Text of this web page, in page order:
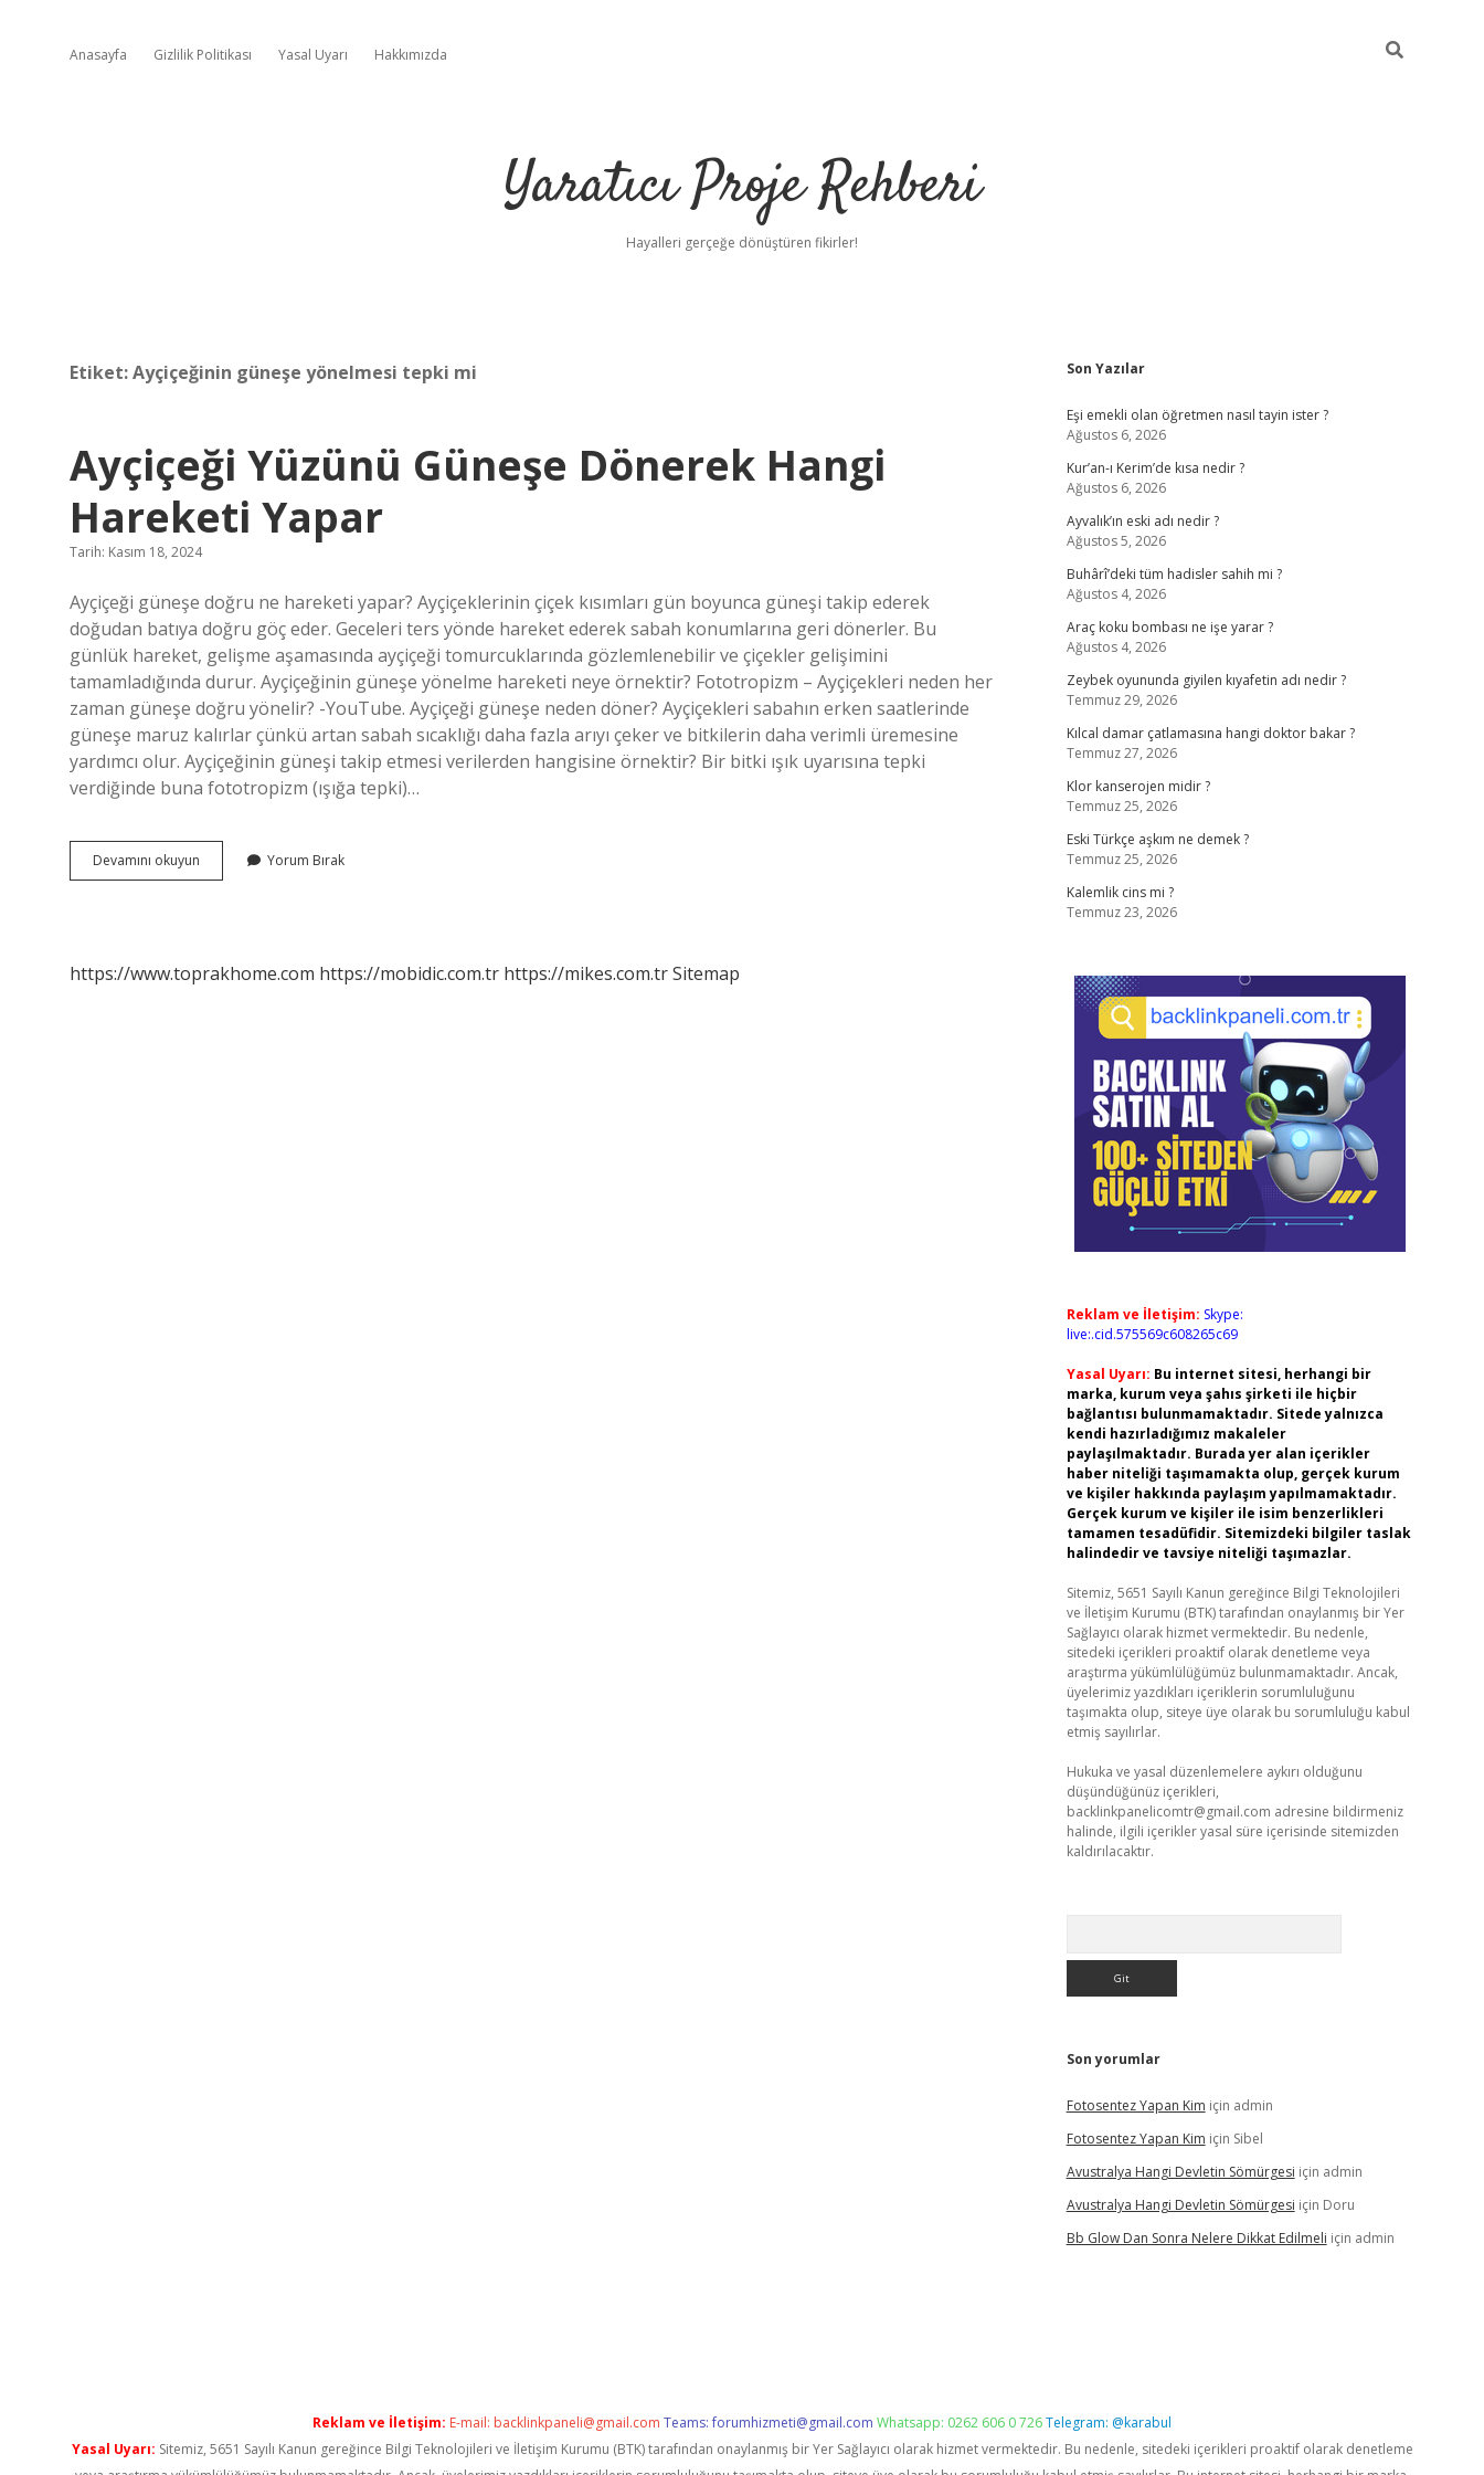
Anasayfa Gizlilik Politikası Yasal Uyarı Hakkımızda
Yaratıcı Proje Rehberi
Hayalleri gerçeğe dönüştüren fikirler!
Etiket:Ayçiçeğinin güneşe yönelmesi tepki mi
Ayçiçeği Yüzünü Güneşe Dönerek Hangi
Hareketi Yapar
Tarih: Kasım 18, 2024
Ayçiçeği güneşe doğru ne hareketi yapar? Ayçiçeklerinin çiçek kısımları gün boyunca güneşi takip ederek
doğudan batıya doğru göç eder. Geceleri ters yönde hareket ederek sabah konumlarına geri dönerler. Bu
günlük hareket, gelişme aşamasında ayçiçeği tomurcuklarında gözlemlenebilir ve çiçekler gelişimini
tamamladığında durur. Ayçiçeğinin güneşe yönelme hareketi neye örnektir? Fototropizm – Ayçiçekleri neden her
zaman güneşe doğru yönelir? -YouTube. Ayçiçeği güneşe neden döner? Ayçiçekleri sabahın erken saatlerinde
güneşe maruz kalırlar çünkü artan sabah sıcaklığı daha fazla arıyı çeker ve bitkilerin daha verimli üremesine
yardımcı olur. Ayçiçeğinin güneşi takip etmesi verilerden hangisine örnektir? Bir bitki ışık uyarısına tepki
verdiğinde buna fototropizm (ışığa tepki)…
Devamını okuyun Ayçiçeği
Yüzünü
Yapar
Yorum Bırak
https://www.toprakhome.com https://mobidic.com.tr https://mikes.com.trSitemap
Sidebar
Son Yazılar
Eşi emekli olan öğretmen nasıl tayin ister ?
Ağustos 6, 2026
Kur’an-ı Kerim’de kısa nedir ?
Ağustos 6, 2026
Ayvalık’ın eski adı nedir ?
Ağustos 5, 2026
Buhârî’deki tüm hadisler sahih mi ?
Ağustos 4, 2026
Araç koku bombası ne işe yarar ?
Ağustos 4, 2026
Zeybek oyununda giyilen kıyafetin adı nedir ?
Temmuz 29, 2026
Kılcal damar çatlamasına hangi doktor bakar ?
Temmuz 27, 2026
Klor kanserojen midir ?
Temmuz 25, 2026
Eski Türkçe aşkım ne demek ?
Temmuz 25, 2026
Kalemlik cins mi ?
Temmuz 23, 2026
Reklam ve İletişim: Skype:
live:.cid.575569c608265c69
Yasal Uyarı: Bu internet sitesi, herhangi bir
marka, kurum veya şahıs şirketi ile hiçbir
bağlantısı bulunmamaktadır. Sitede yalnızca
kendi hazırladığımız makaleler
paylaşılmaktadır. Burada yer alan içerikler
haber niteliği taşımamakta olup, gerçek kurum
ve kişiler hakkında paylaşım yapılmamaktadır.
Gerçek kurum ve kişiler ile isim benzerlikleri
tamamen tesadüfidir. Sitemizdeki bilgiler taslak
halindedir ve tavsiye niteliği taşımazlar.
Sitemiz, 5651 Sayılı Kanun gereğince Bilgi Teknolojileri
ve İletişim Kurumu (BTK) tarafından onaylanmış bir Yer
Sağlayıcı olarak hizmet vermektedir. Bu nedenle,
sitedeki içerikleri proaktif olarak denetleme veya
araştırma yükümlülüğümüz bulunmamaktadır. Ancak,
üyelerimiz yazdıkları içeriklerin sorumluluğunu
taşımakta olup, siteye üye olarak bu sorumluluğu kabul
etmiş sayılırlar.
Hukuka ve yasal düzenlemelere aykırı olduğunu
düşündüğünüz içerikleri,
backlinkpanelicomtr@gmail.com adresine bildirmeniz
halinde, ilgili içerikler yasal süre içerisinde sitemizden
kaldırılacaktır.
Son yorumlar
Fotosentez Yapan Kim için admin
Fotosentez Yapan Kim için Sibel
Avustralya Hangi Devletin Sömürgesi için admin
Avustralya Hangi Devletin Sömürgesi için Doru
Bb Glow Dan Sonra Nelere Dikkat Edilmeli için admin
Reklam ve İletişim: E-mail: backlinkpaneli@gmail.com Teams:forumhizmeti@gmail.com Whatsapp: 0262 606 0 726Telegram: @karabul
Yasal Uyarı: Sitemiz, 5651 Sayılı Kanun gereğince Bilgi Teknolojileri ve İletişim Kurumu (BTK) tarafından onaylanmış bir Yer Sağlayıcı olarak hizmet vermektedir. Bu nedenle, sitedeki içerikleri proaktif olarak denetleme